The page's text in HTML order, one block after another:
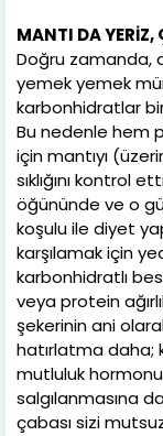
MANTI DA YERİZ,
Doğru zamanda,
yemek yemek
karbonhidratlar
Bu nedenle hem
için mantıyı
sıklığını kontrol
öğününde ve o
koşulu ile diyet
karşılamak için
karbonhidratlı
veya protein
şekerinin ani
hatırlatma daha;
mutluluk
salgılanmasına
çabası sizi